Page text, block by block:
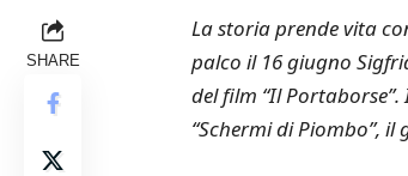
SHARE
La storia prende vita
palco il 16 giugno
del film “Il
“Schermi di Piombo”, il